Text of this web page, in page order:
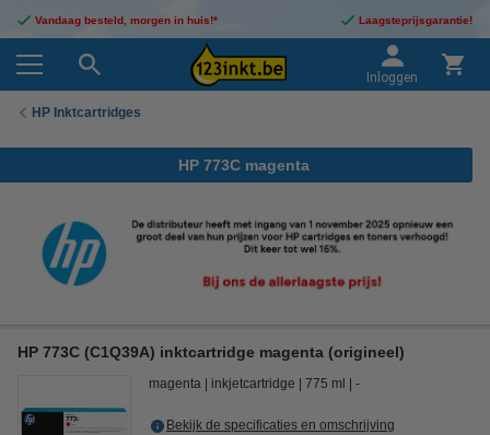
Vandaag besteld, morgen in huis!* Laagsteprijsgarantie!
Inloggen
HP Inktcartridges
HP 773C magenta
HP 773C (C1Q39A) inktcartridge magenta (origineel)
magenta inkjetcartridge 775 ml -
Bekijk de specificaties en omschrijving